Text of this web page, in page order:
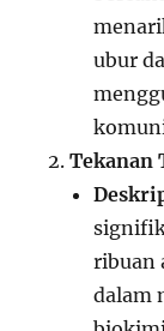
ubur
Tekanan
ribuan
dalam